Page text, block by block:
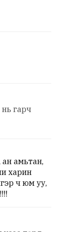
гарч
ан амьтан,
харин
ч юм уу,